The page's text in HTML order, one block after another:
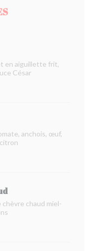
en aiguillette frit,
César
anchois, œuf,
chaud miel-